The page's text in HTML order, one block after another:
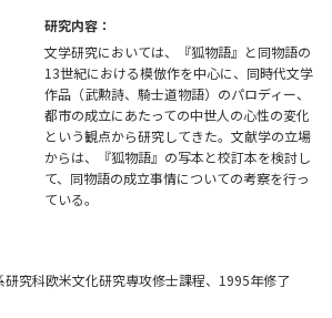
研究内容：
文学研究においては、『狐物語』と同物語の
13世紀における模倣作を中心に、同時代文学
作品（武勲詩、騎士道物語）のパロディー、
都市の成立にあたっての中世人の心性の変化
という観点から研究してきた。文献学の立場
からは、『狐物語』の写本と校訂本を検討し
て、同物語の成立事情についての考察を行っ
ている。
研究科欧米文化研究専攻修士課程、1995年修了